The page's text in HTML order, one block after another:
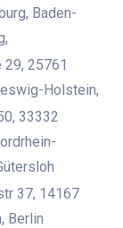
Baden-
25761
Holstein,
33332
37, 14167
Berlin